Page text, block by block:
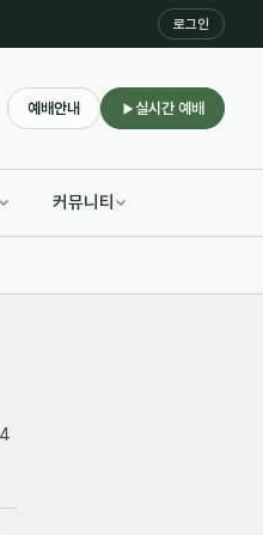
로그인
예배안내 실시간 예배
커뮤니티